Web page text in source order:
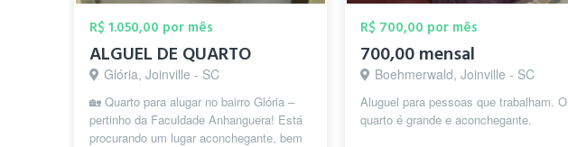
R$ 1.050,00 por mês
ALGUEL DE QUARTO
Glória, Joinville - SC
🏡 Quarto para alugar no bairro Glória –
pertinho da Faculdade Anhanguera! Está
procurando um lugar aconchegante, bem
R$ 700,00 por mês
700,00 mensal
Boehmerwald, Joinville - SC
Aluguel para pessoas que trabalham. O
quarto é grande e aconchegante.